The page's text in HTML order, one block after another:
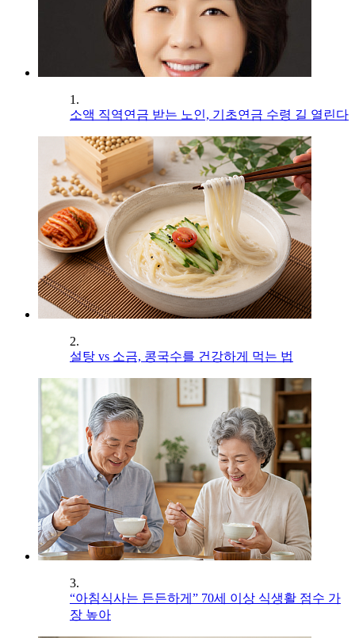
1.
소액 직역연금 받는 노인, 기초연금 수령 길 열린다
2.
설탕 vs 소금, 콩국수를 건강하게 먹는 법
3.
“아침식사는 든든하게” 70세 이상 식생활 점수 가
장 높아